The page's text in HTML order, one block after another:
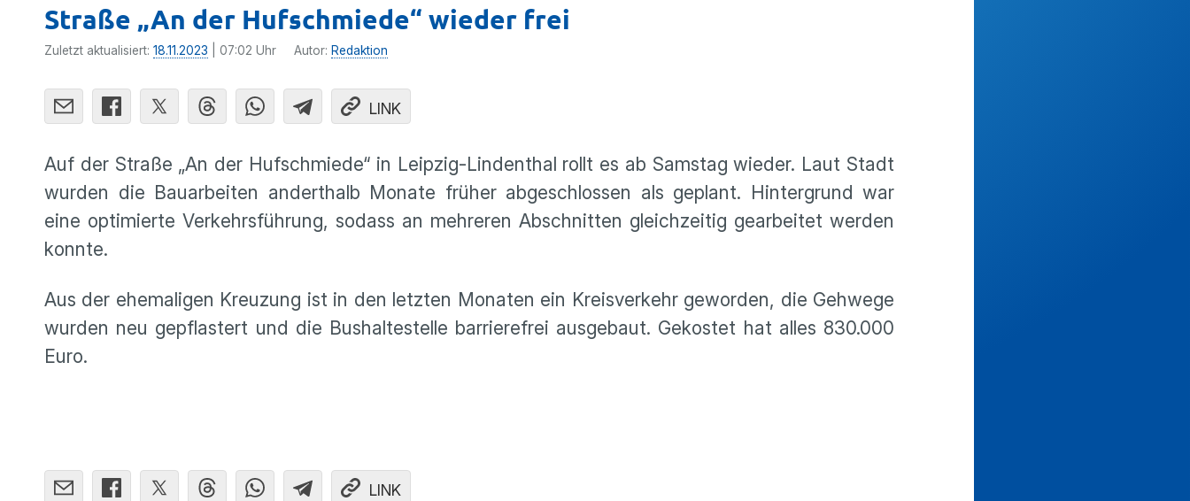
Straße „An der Hufschmiede“ wieder frei
Zuletzt aktualisiert: 18.11.2023 | 07:02 Uhr Autor: Redaktion
LINK
Auf der Straße „An der Hufschmiede“ in Leipzig-Lindenthal rollt es ab Samstag wieder. Laut Stadt
wurden die Bauarbeiten anderthalb Monate früher abgeschlossen als geplant. Hintergrund war
eine optimierte Verkehrsführung, sodass an mehreren Abschnitten gleichzeitig gearbeitet werden
konnte.
Aus der ehemaligen Kreuzung ist in den letzten Monaten ein Kreisverkehr geworden, die Gehwege
wurden neu gepflastert und die Bushaltestelle barrierefrei ausgebaut. Gekostet hat alles 830.000
Euro.
LINK